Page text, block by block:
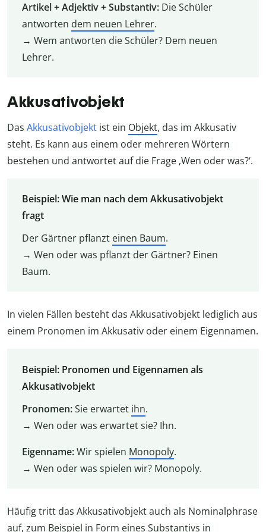
Artikel + Adjektiv + Substantiv:Die Schüler
antworten dem neuen Lehrer.
→ Wem antworten die Schüler? Dem neuen
Lehrer.
Akkusativobjekt
Das Akkusativobjekt ist ein Objekt, das im Akkusativ
steht. Es kann aus einem oder mehreren Wörtern
bestehen und antwortet auf die Frage ‚Wen oder was?‘.
Beispiel: Wie man nach dem Akkusativobjekt
fragt
Der Gärtner pflanzt einen Baum.
→ Wen oder was pflanzt der Gärtner? Einen
Baum.
In vielen Fällen besteht das Akkusativobjekt lediglich aus
einem Pronomen im Akkusativ oder einem Eigennamen.
Beispiel: Pronomen und Eigennamen als
Akkusativobjekt
Pronomen:Sie erwartet ihn.
→ Wen oder was erwartet sie? Ihn.
Eigenname:Wir spielen Monopoly.
→ Wen oder was spielen wir? Monopoly.
Häufig tritt das Akkusativobjekt auch als Nominalphrase
auf, zum Beispiel in Form eines Substantivs in